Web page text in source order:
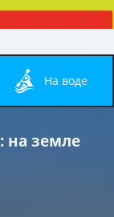
на воде
: на земле